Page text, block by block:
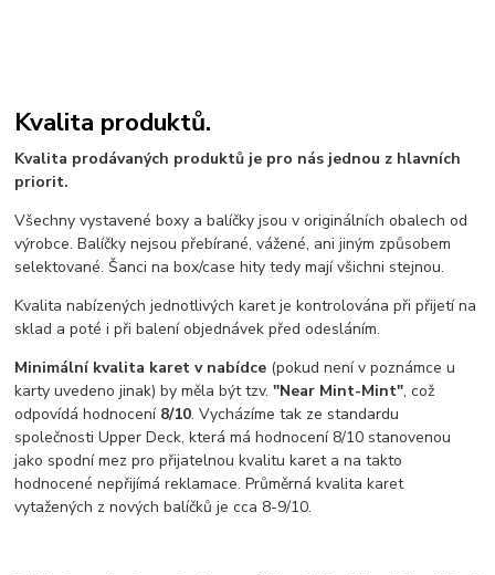
Kvalita produktů.
Kvalita prodávaných produktů je pro nás jednou z hlavních
priorit.
Všechny vystavené boxy a balíčky jsou v originálních obalech od
výrobce. Balíčky nejsou přebírané, vážené, ani jiným způsobem
selektované. Šanci na box/case hity tedy mají všichni stejnou.
Kvalita nabízených jednotlivých karet je kontrolována při přijetí na
sklad a poté i při balení objednávek před odesláním.
Minimální kvalita karet v nabídce (pokud není v poznámce u
karty uvedeno jinak) by měla být tzv."Near Mint-Mint", což
odpovídá hodnocení 8/10. Vycházíme tak ze standardu
společnosti Upper Deck, která má hodnocení 8/10 stanovenou
jako spodní mez pro přijatelnou kvalitu karet a na takto
hodnocené nepřijímá reklamace. Průměrná kvalita karet
vytažených z nových balíčků je cca 8-9/10.